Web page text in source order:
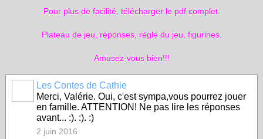
Pour plus de facilité, télécharger le pdf complet.
Plateau de jeu, réponses, règle du jeu, figurines.
Amusez-vous bien!!!
Les Contes de Cathie
Merci, Valérie. Oui, c'est sympa,vous pourrez jouer
en famille. ATTENTION! Ne pas lire les réponses
avant... :). :). :)
2 juin 2016